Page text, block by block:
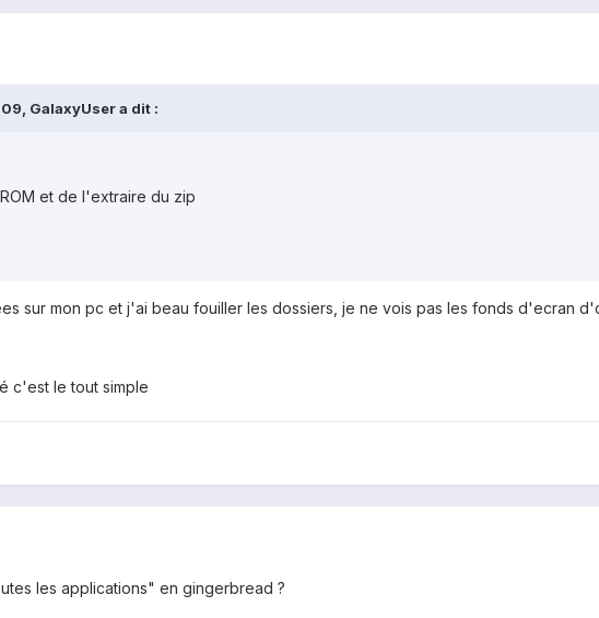
GalaxyUser a dit :
et de l'extraire du zip
sur mon pc et j'ai beau fouiller les dossiers, je ne vois pas les fonds d'ecran
c'est le tout simple
les applications" en gingerbread ?